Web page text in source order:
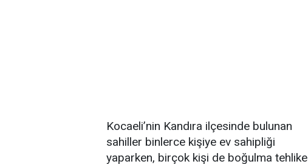
Kocaeli’nin Kandıra ilçesinde bulunan
sahiller binlerce kişiye ev sahipliği
yaparken, birçok kişi de boğulma